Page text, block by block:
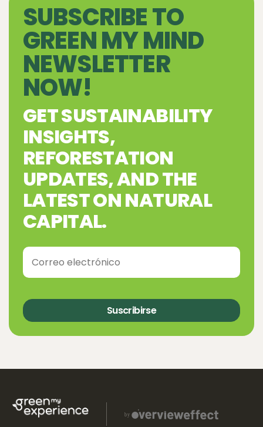
SUBSCRIBE TO
GREEN MY MIND
NEWSLETTER
NOW!
GET SUSTAINABILITY
INSIGHTS,
REFORESTATION
UPDATES, AND THE
LATEST ON NATURAL
CAPITAL.
Suscribirse